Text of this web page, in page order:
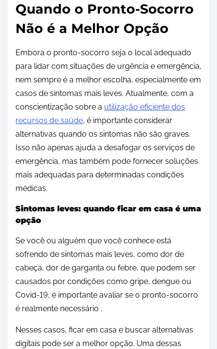
Quando o Pronto-Socorro
Não é a Melhor Opção
Embora o pronto-socorro seja o local adequado
para lidar com situações de urgência e emergência,
nem sempre é a melhor escolha, especialmente em
casos de sintomas mais leves. Atualmente, com a
conscientização sobre a utilização eficiente dos
recursos de saúde, é importante considerar
alternativas quando os sintomas não são graves.
Isso não apenas ajuda a desafogar os serviços de
emergência, mas também pode fornecer soluções
mais adequadas para determinadas condições
médicas.
Sintomas leves: quando ficar em casa é uma
opção
Se você ou alguém que você conhece está
sofrendo de sintomas mais leves, como dor de
cabeça, dor de garganta ou febre, que podem ser
causados ​​por condições como gripe, dengue ou
Covid-19, é importante avaliar se o pronto-socorro
é realmente necessário .
Nesses casos, ficar em casa e buscar alternativas
digitais pode ser a melhor opção. Uma dessas